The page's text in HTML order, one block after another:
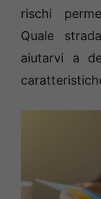
rischi
Quale
aiutarvi a